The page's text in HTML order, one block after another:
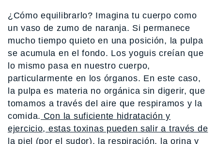
¿Cómo equilibrarlo? Imagina tu cuerpo como
un vaso de zumo de naranja. Si permanece
mucho tiempo quieto en una posición, la pulpa
se acumula en el fondo. Los yoguis creían que
lo mismo pasa en nuestro cuerpo,
particularmente en los órganos. En este caso,
la pulpa es materia no orgánica sin digerir, que
tomamos a través del aire que respiramos y la
comida. Con la suficiente hidratación y
ejercicio, estas toxinas pueden salir a través de
la piel (por el sudor), la respiración, la orina y